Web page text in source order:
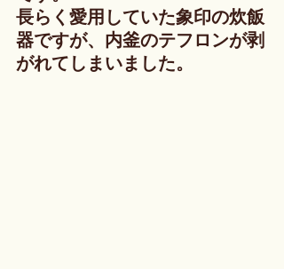
長らく愛用していた象印の炊飯
器ですが、内釜のテフロンが剥
がれてしまいました。